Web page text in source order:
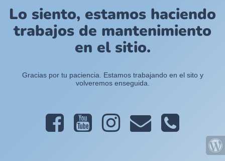
Lo siento, estamos haciendo
trabajos de mantenimiento
en el sitio.
Gracias por tu paciencia. Estamos trabajando en el sito y
volveremos enseguida.